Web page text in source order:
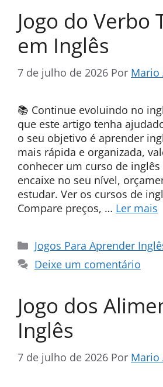
Jogo do Verbo
em Inglês
7 de julho de 2026 Por Mario
📚 Continue evoluindo no
que este artigo tenha
o seu objetivo é aprender
mais rápida e organizada,
conhecer um curso de
encaixe no seu nível,
estudar. Ver os cursos de
Compare preços, … Ler mais
Categorias
Jogos Para Aprender
Deixe um comentário
Jogo dos
Inglês
7 de julho de 2026 Por Mario